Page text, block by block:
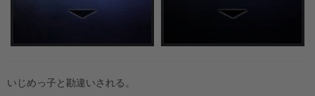
いじめっ子と勘違いされる。